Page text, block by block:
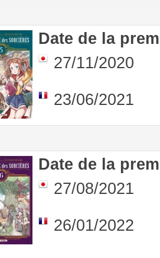
Date de la
27/11/2020
23/06/2021
Date de la
27/08/2021
26/01/2022